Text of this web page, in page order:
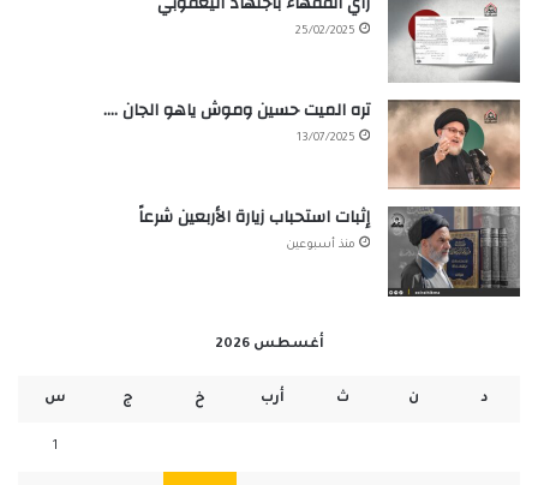
25/02/2025
تره الميت حسين وموش ياهو الجان ….
13/07/2025
إثبات استحباب زيارة الأربعين شرعاً
منذ أسبوعين
أغسطس 2026
د ن ث أرب خ ج س
1